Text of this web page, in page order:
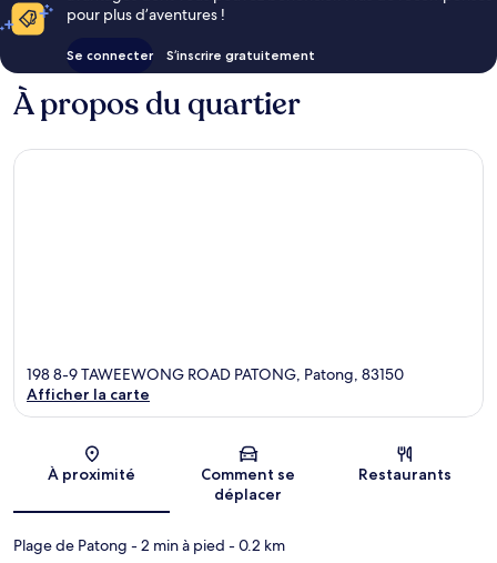
pour plus d’aventures !
Se connecter S’inscrire gratuitement
À propos du quartier
Carte
198 8-9 TAWEEWONG ROAD PATONG, Patong, 83150
Afficher la carte
À proximité
Comment se
déplacer
Restaurants
Plage de Patong - 2 min à pied - 0.2 km